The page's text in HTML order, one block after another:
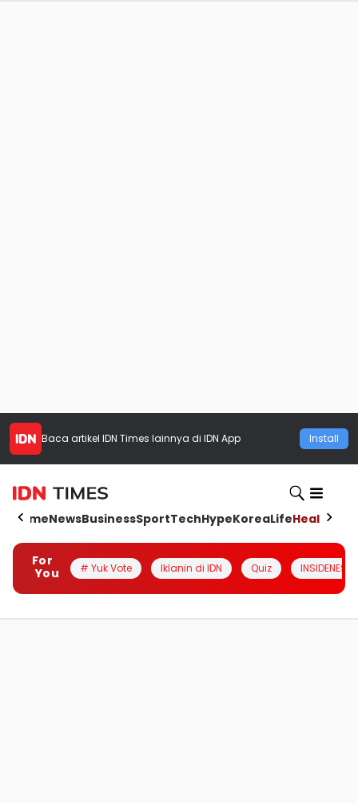
Baca artikel IDN Times lainnya di IDN App Install
HomeNewsBusinessSportTechHypeKoreaLifeHealth
For
You
# Yuk Vote Iklanin di IDN Quiz INSIDENESIA